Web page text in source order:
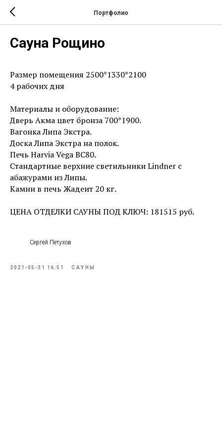
Портфолио
Сауна Рощино
Размер помещения 2500*1330*2100
4 рабочих дня
Материалы и оборудование:
Дверь Акма цвет бронза 700*1900.
Вагонка Липа Экстра.
Доска Липа Экстра на полок.
Печь Harvia Vega BC80.
Стандартные верхние светильники Lindner с
абажурами из Липы.
Камни в печь Жадеит 20 кг.
ЦЕНА ОТДЕЛКИ САУНЫ ПОД КЛЮЧ: 181515 руб.
Сергей Петухов
2021-05-31 16:51 САУНЫ